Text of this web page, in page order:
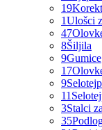
19
1Ulošci
47
8Šiljila
9Gumice
17
9
11
3Stalci
35